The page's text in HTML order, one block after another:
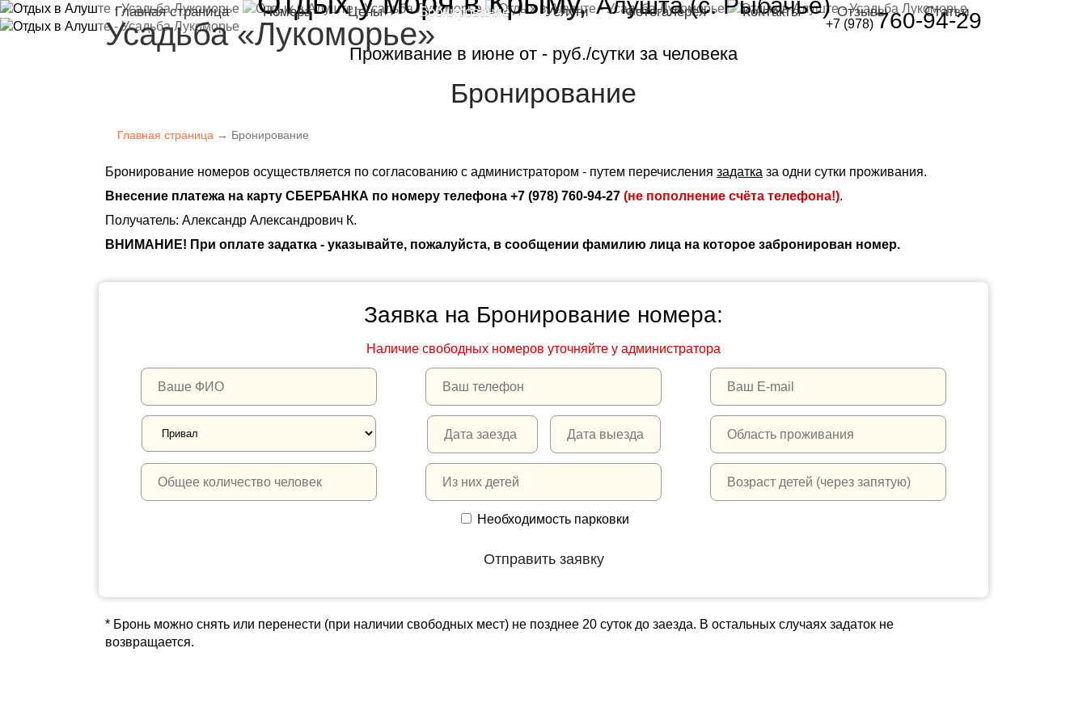
Проживание в июне от - руб./сутки за человека
Усадьба «Лукоморье» +7 (978) 760-94-29
Главная страница Номера Цены Бронирование Услуги Фотогалерея Контакты Отзывы Статьи
Бронирование
Главная страница → Бронирование
Бронирование номеров осуществляется по согласованию с администратором - путем перечисления задатка за одни сутки проживания.
Внесение платежа на карту СБЕРБАНКА по номеру телефона +7 (978) 760-94-27 (не пополнение счёта телефона!).
Получатель: Александр Александрович К.
ВНИМАНИЕ! При оплате задатка - указывайте, пожалуйста, в сообщении фамилию лица на которое забронирован номер.
Заявка на Бронирование номера:
Наличие свободных номеров уточняйте у администратора
Необходимость парковки
* Бронь можно снять или перенести (при наличии свободных мест) не позднее 20 суток до заезда. В остальных случаях задаток не
возвращается.